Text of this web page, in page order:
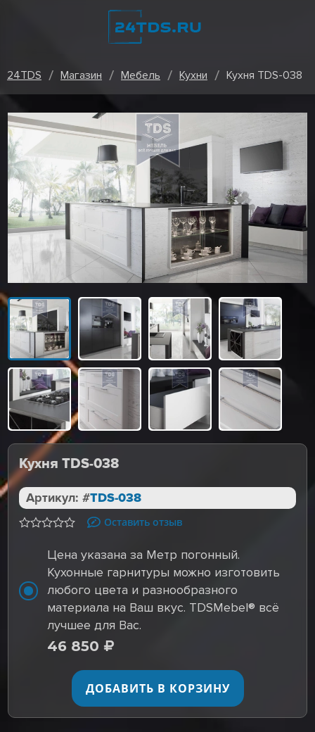
24TDS Магазин Мебель Кухни Кухня TDS-038
Кухня TDS-038
Артикул: #TDS-038
Оставить отзыв
Цена указана за Метр погонный.
Кухонные гарнитуры можно изготовить
любого цвета и разнообразного
материала на Ваш вкус. TDSMebel® всё
лучшее для Вас.
46 850
ДОБАВИТЬ В КОРЗИНУ